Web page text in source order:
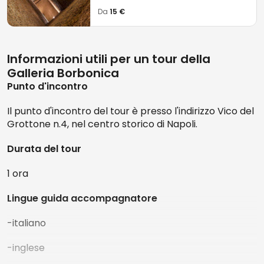
Da15 €
Informazioni utili per un tour della
Galleria Borbonica
Punto d'incontro
Il punto d'incontro del tour è presso l'indirizzo Vico del
Grottone n.4, nel centro storico di Napoli.
Durata del tour
1 ora
Lingue guida accompagnatore
-italiano
-inglese